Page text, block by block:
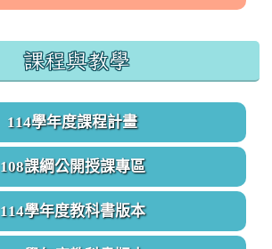
課程與教學
114學年度課程計畫
108課綱公開授課專區
114學年度教科書版本